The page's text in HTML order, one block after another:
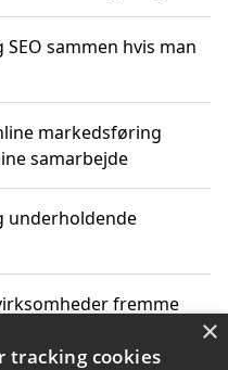
sammen hvis man
markedsføring
samarbejde
underholdende
fremme
×
tracking cookies